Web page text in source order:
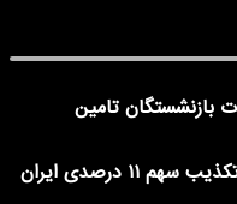
بازنشستگان تامین
عراقچی: توافق با عمان نزدیک است | تکذیب سهم ۱۱ درصدی ایران